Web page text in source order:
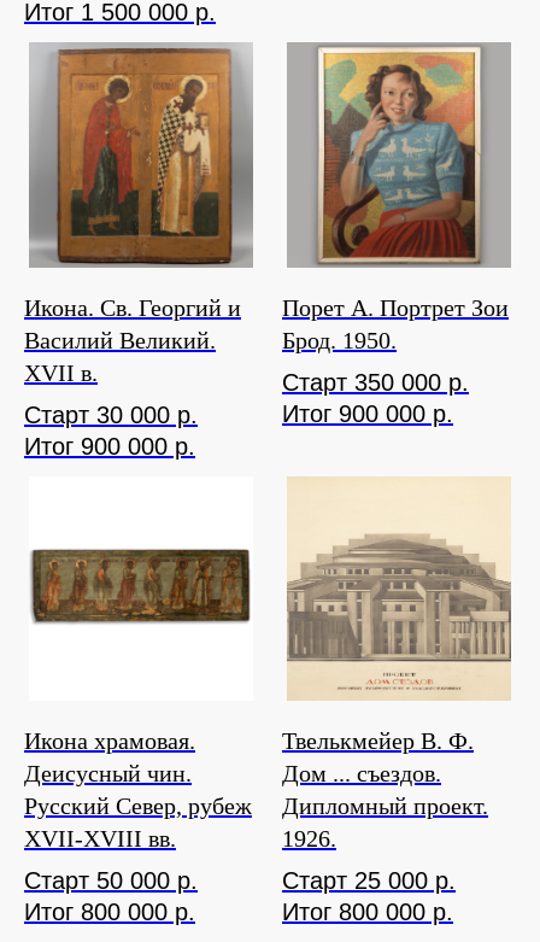
Итог 1 500 000 р.
Икона. Св. Георгий и
Василий Великий.
XVII в.
Старт 30 000 р.
Итог 900 000 р.
Порет А. Портрет Зои
Брод. 1950.
Старт 350 000 р.
Итог 900 000 р.
Икона храмовая.
Деисусный чин.
Русский Север, рубеж
XVII-XVIII вв.
Старт 50 000 р.
Итог 800 000 р.
Твелькмейер В. Ф.
Дом ... съездов.
Дипломный проект.
1926.
Старт 25 000 р.
Итог 800 000 р.